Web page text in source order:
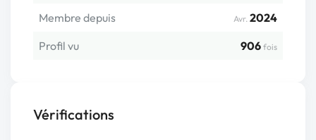
Membre depuis Avr. 2024
Profil vu
906 fois
Vérifications